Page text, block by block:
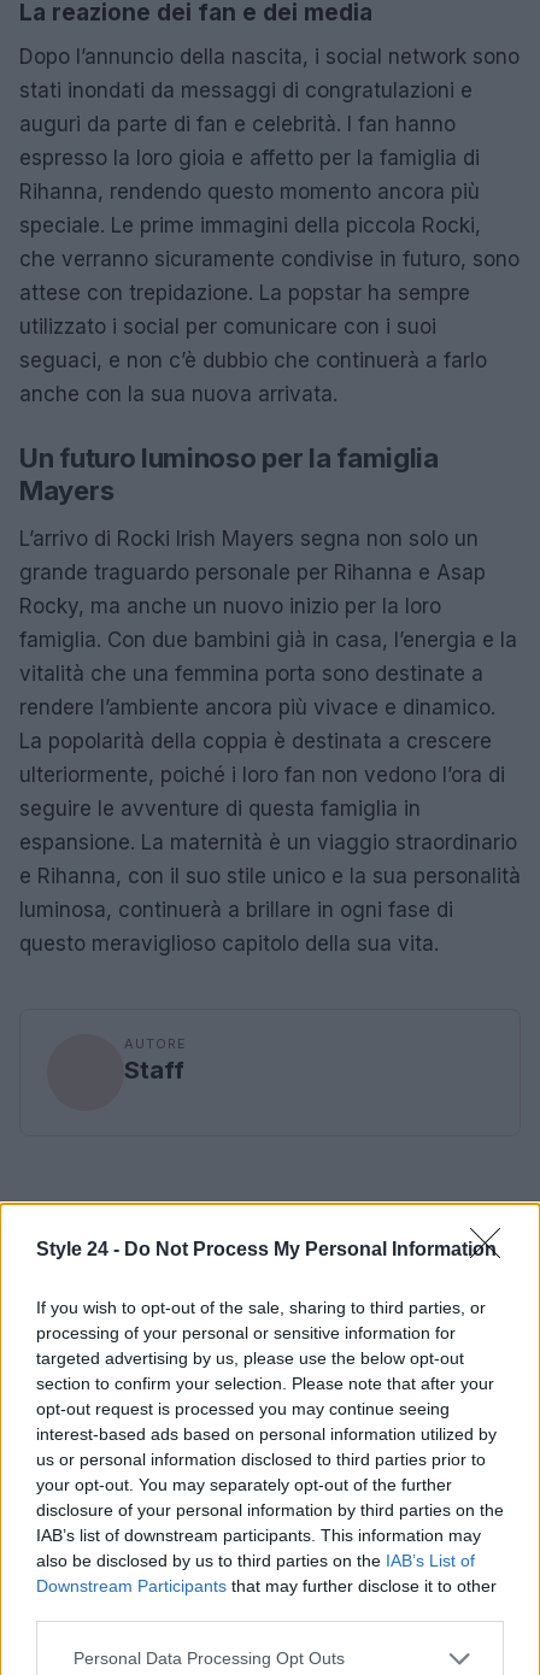
Style 24 - Do Not Process My Personal Information
If you wish to opt-out of the sale, sharing to third parties, or
processing of your personal or sensitive information for
targeted advertising by us, please use the below opt-out
section to confirm your selection. Please note that after your
opt-out request is processed you may continue seeing
interest-based ads based on personal information utilized by
us or personal information disclosed to third parties prior to
your opt-out. You may separately opt-out of the further
disclosure of your personal information by third parties on the
IAB’s list of downstream participants. This information may
also be disclosed by us to third parties on the IAB’s List of
Downstream Participants that may further disclose it to other
Please note that this website/app uses one or more Google
Personal Data Processing Opt Outs
La reazione dei fan e dei media
Dopo l’annuncio della nascita, i social network sono
stati inondati da messaggi di congratulazioni e
auguri da parte di fan e celebrità. I fan hanno
espresso la loro gioia e affetto per la famiglia di
Rihanna, rendendo questo momento ancora più
speciale. Le prime immagini della piccola Rocki,
che verranno sicuramente condivise in futuro, sono
attese con trepidazione. La popstar ha sempre
utilizzato i social per comunicare con i suoi
seguaci, e non c’è dubbio che continuerà a farlo
anche con la sua nuova arrivata.
Un futuro luminoso per la famiglia
Mayers
L’arrivo di Rocki Irish Mayers segna non solo un
grande traguardo personale per Rihanna e Asap
Rocky, ma anche un nuovo inizio per la loro
famiglia. Con due bambini già in casa, l’energia e la
vitalità che una femmina porta sono destinate a
rendere l’ambiente ancora più vivace e dinamico.
La popolarità della coppia è destinata a crescere
ulteriormente, poiché i loro fan non vedono l’ora di
seguire le avventure di questa famiglia in
espansione. La maternità è un viaggio straordinario
e Rihanna, con il suo stile unico e la sua personalità
luminosa, continuerà a brillare in ogni fase di
questo meraviglioso capitolo della sua vita.
AUTORE
Staff